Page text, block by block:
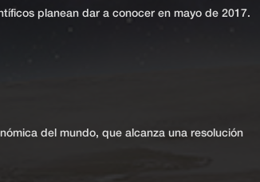
planean dar a conocer en mayo de 2017.
del mundo, que alcanza una resolución